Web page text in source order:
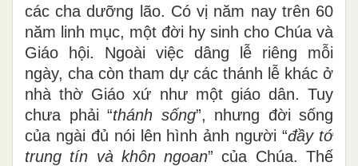
các cha dưỡng lão. Có vị năm nay trên 60
năm linh mục, một đời hy sinh cho Chúa và
Giáo hội. Ngoài việc dâng lễ riêng mỗi
ngày, cha còn tham dự các thánh lễ khác ở
nhà thờ Giáo xứ như một giáo dân. Tuy
chưa phải “thánh sống”, nhưng đời sống
của ngài đủ nói lên hình ảnh người “đầy tớ
trung tín và khôn ngoan” của Chúa. Thế